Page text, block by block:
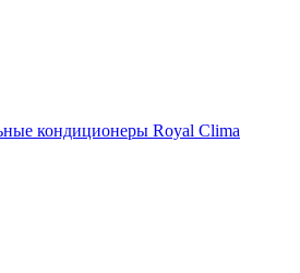
кондиционеры Royal Clima